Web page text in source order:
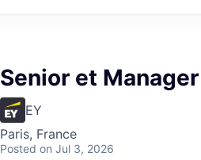
Senior et
EY
Paris, France
Posted on Jul 3, 2026